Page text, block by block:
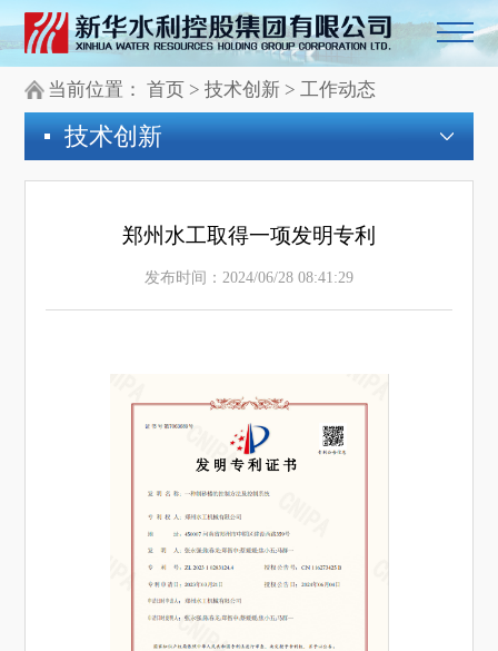
当前位置： 首页 >技术创新 > 工作动态
技术创新
郑州水工取得一项发明专利
发布时间：2024/06/28 08:41:29